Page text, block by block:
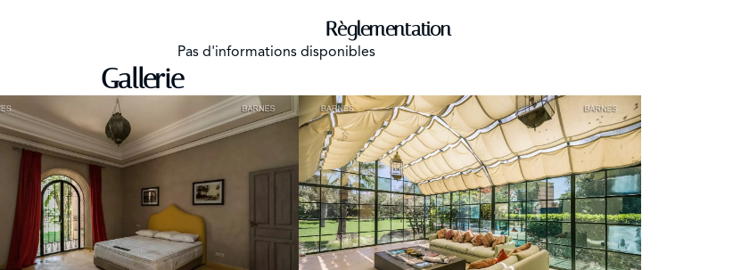
Règlementation
Pas d'informations disponibles
Gallerie